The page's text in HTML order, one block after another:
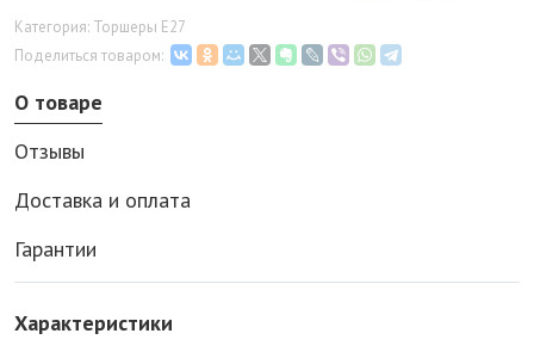
Категория: Торшеры E27
Поделиться товаром:
О товаре
Отзывы
Доставка и оплата
Гарантии
Характеристики